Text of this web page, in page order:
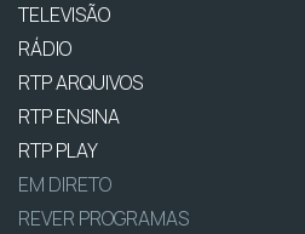
TELEVISÃO
RÁDIO
RTP ARQUIVOS
RTP ENSINA
RTP PLAY
EM DIRETO
REVER PROGRAMAS